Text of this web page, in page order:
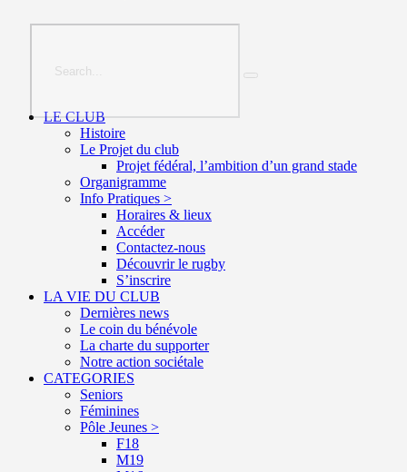
LE CLUB
Histoire
Le Projet du club
Projet fédéral, l’ambition d’un grand stade
Organigramme
Info Pratiques >
Horaires & lieux
Accéder
Contactez-nous
Découvrir le rugby
S’inscrire
LA VIE DU CLUB
Dernières news
Le coin du bénévole
La charte du supporter
Notre action sociétale
CATEGORIES
Seniors
Féminines
Pôle Jeunes >
F18
M19